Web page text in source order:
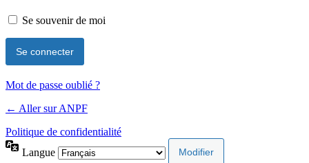
Se souvenir de moi
Mot de passe oublié ?
← Aller sur ANPF
Politique de confidentialité
Langue